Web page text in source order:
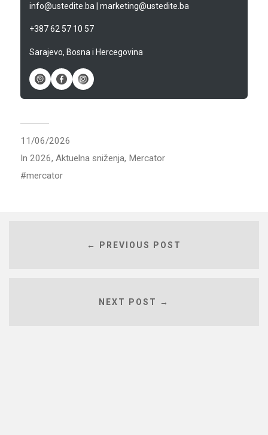
info@ustedite.ba marketing@ustedite.ba
+387 62 57 10 57
Sarajevo, Bosna i Hercegovina
11/06/2026
In 2026, Aktuelna sniženja, Mercator
mercator
← PREVIOUS POST
NEXT POST →